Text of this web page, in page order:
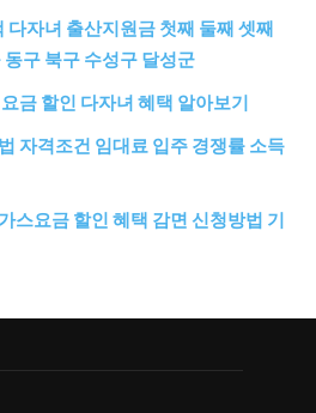
다자녀 출산지원금 첫째 둘째 셋째
구 북구 수성구 달성군
금 할인 다자녀 혜택 알아보기
자격조건 임대료 입주 경쟁률 소득
스요금 할인 혜택 감면 신청방법 기